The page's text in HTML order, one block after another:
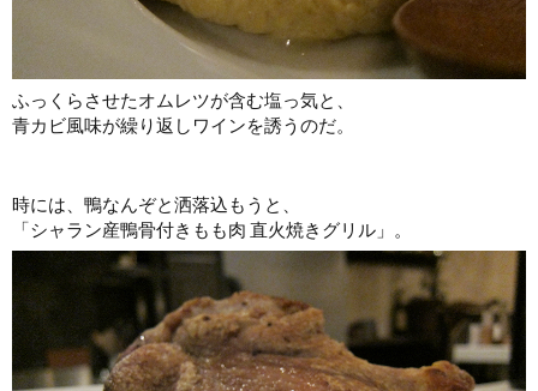
ふっくらさせたオムレツが含む塩っ気と、
青カビ風味が繰り返しワインを誘うのだ。
時には、鴨なんぞと洒落込もうと、
「シャラン産鴨骨付きもも肉 直火焼きグリル」。